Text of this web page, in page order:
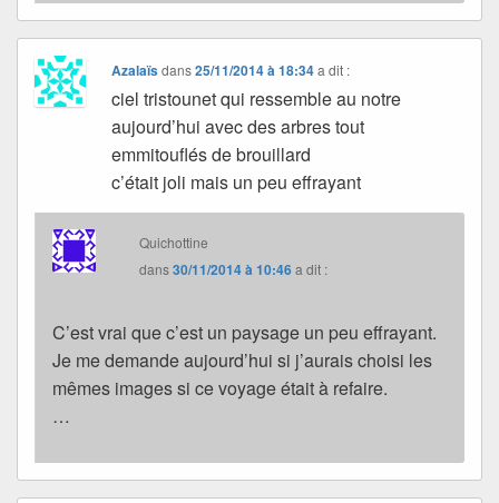
Azalaïsdans25/11/2014 à 18:34 a dit :
ciel tristounet qui ressemble au notre
aujourd’hui avec des arbres tout
emmitouflés de brouillard
c’était joli mais un peu effrayant
Quichottine
dans30/11/2014 à 10:46a dit :
C’est vrai que c’est un paysage un peu effrayant.
Je me demande aujourd’hui si j’aurais choisi les
mêmes images si ce voyage était à refaire.
…